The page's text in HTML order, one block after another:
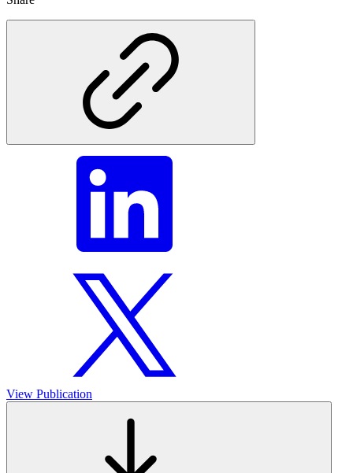
View Publication